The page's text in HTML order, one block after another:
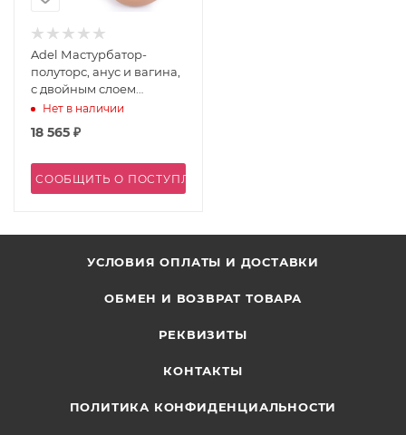
Adel Мастурбатор-
полуторс, анус и вагина,
с двойным слоем
материала и вибрацией
Нет в наличии
18 565 ₽
СООБЩИТЬ О ПОСТУПЛЕНИИ
УСЛОВИЯ ОПЛАТЫ И ДОСТАВКИ
ОБМЕН И ВОЗВРАТ ТОВАРА
РЕКВИЗИТЫ
КОНТАКТЫ
ПОЛИТИКА КОНФИДЕНЦИАЛЬНОСТИ